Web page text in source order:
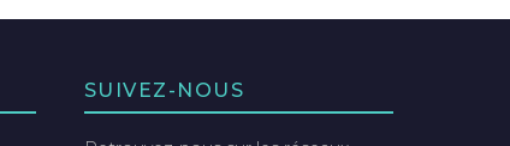
SUIVEZ-NOUS